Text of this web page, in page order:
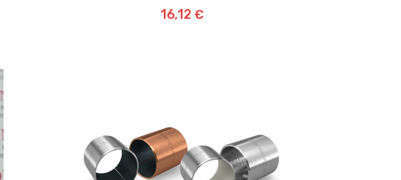
16,12 €